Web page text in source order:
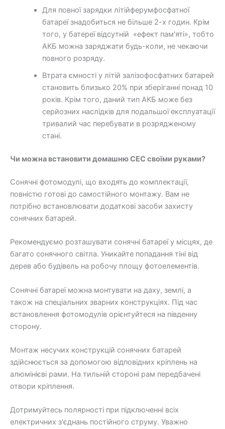
Для повної зарядки літійферумфосфатної
батареї знадобиться не більше 2-х годин. Крім
того, у батереї відсутній «ефект пам'яті», тобто
АКБ можна заряджати будь-коли, не чекаючи
повного розряду.
Втрата ємності у літій залізофосфатних батарей
становить близько 20% при зберіганні понад 10
років. Крім того, даний тип АКБ може без
серйозних наслідків для подальшої експлуатації
тривалий час перебувати в розрядженому
стані.
Чи можна встановити домашню СЕС своїми руками?
Сонячні фотомодулі, що входять до комплектації,
повністю готові до самостійного монтажу. Вам не
потрібно встановлювати додаткові засоби захисту
сонячних батарей.
Рекомендуємо розташувати сонячні батареї у місцях, де
багато сонячного світла. Уникайте попадання тіні від
дерев або будівель на робочу площу фотоелементів.
Сонячні батареї можна монтувати на даху, землі, а
також на спеціальних зварних конструкціях. Під час
встановлення фотомодулів орієнтуйтеся на південну
сторону.
Монтаж несучих конструкцій сонячних батарей
здійснюється за допомогою відповідних кріплень на
алюмінієві рами. На тильній стороні рам передбачені
отвори кріплення.
Дотримуйтесь полярності при підключенні всіх
електричних з'єднань постійного струму. Уважно